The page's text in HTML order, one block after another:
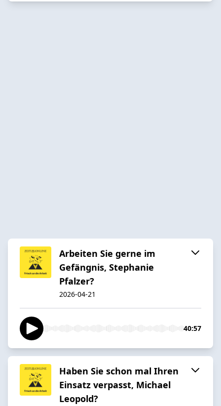
Arbeiten Sie gerne im
Gefängnis, Stephanie
Pfalzer?
2026-04-21
40:57
Haben Sie schon mal Ihren
Einsatz verpasst, Michael
Leopold?